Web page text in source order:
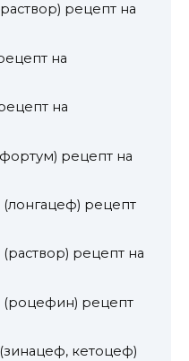
рецепт на
на
на
рецепт на
(лонгацеф) рецепт
рецепт на
(роцефин) рецепт
кетоцеф)